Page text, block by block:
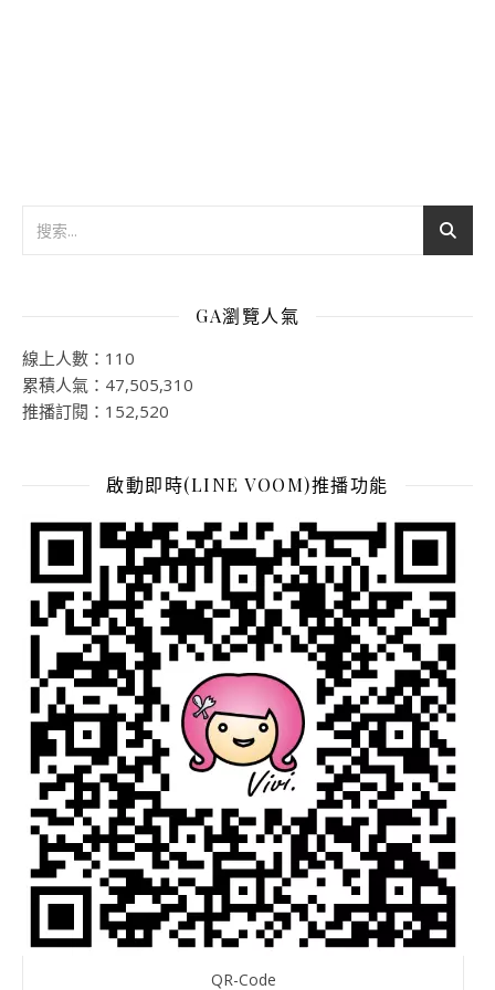
GA瀏覽人氣
線上人數：110
累積人氣：47,505,310
推播訂閱：152,520
啟動即時(LINE VOOM)推播功能
QR-Code